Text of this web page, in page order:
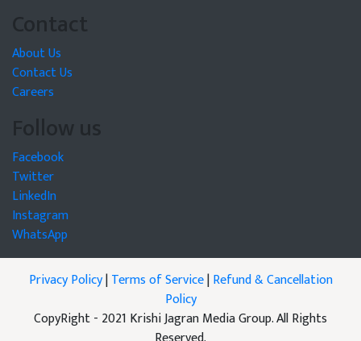
Contact
About Us
Contact Us
Careers
Follow us
Facebook
Twitter
LinkedIn
Instagram
WhatsApp
Privacy Policy|Terms of Service|Refund & Cancellation
Policy
CopyRight - 2021 Krishi Jagran Media Group. All Rights